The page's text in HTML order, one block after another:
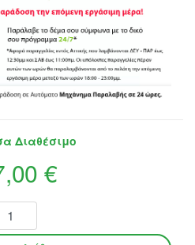
Διαθέσιμο
€